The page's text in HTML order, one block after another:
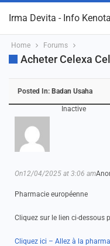
Irma Devita - Info
Home Forums
Acheter Celexa
Posted In: Badan Usaha
Inactive
On12/04/2025 at 3:06 am
Pharmacie européenne
Cliquez sur le lien ci-dessous
Cliquez ici – Allez à la